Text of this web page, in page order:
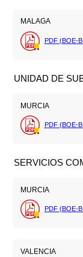
MALAGA
PDF (BOE-
UNIDAD DE
MURCIA
PDF (BOE-
SERVICIOS
MURCIA
PDF (BOE-
VALENCIA